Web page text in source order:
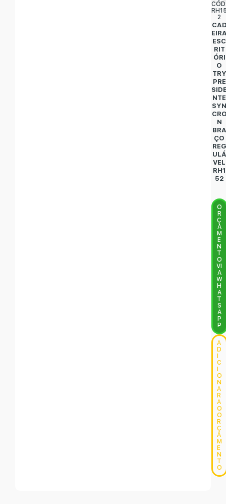
2
ESC
RIT
ÓRI
O
TRY
PRE
NTE
N
BRA
ÇO
REG
ULÁ
VEL
RH1
52
O
R
Ç
A
M
E
N
T
O
VI
A
W
H
A
T
S
A
P
P
A
D
C
O
N
A
R
A
O
O
R
Ç
A
M
E
N
T
O